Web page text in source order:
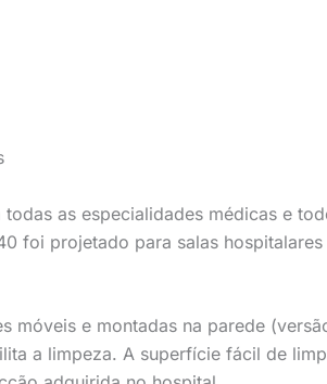
as especialidades médicas e
foi projetado para salas
e montadas na parede
a limpeza. A superfície fácil de